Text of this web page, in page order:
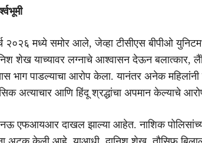
२०२६ मध्ये समोर आले, जेव्हा टीसीएस बीपीओ
शेखयाच्यावर लग्नाचे आश्वासन देऊन बलात्कार,
भाग पाडल्याचा आरोप केला. यानंतर अनेक
अत्याचार आणि हिंदू श्रद्धांचा अपमान केल्याचे
नऊ एफआयआर दाखल झाल्या आहेत.नाशिक